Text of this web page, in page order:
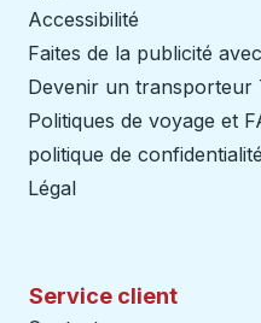
Accessibilité
Faites de la publicité
Devenir un transporteur
Politiques de voyage et
politique de confidentialité
Légal
Service client